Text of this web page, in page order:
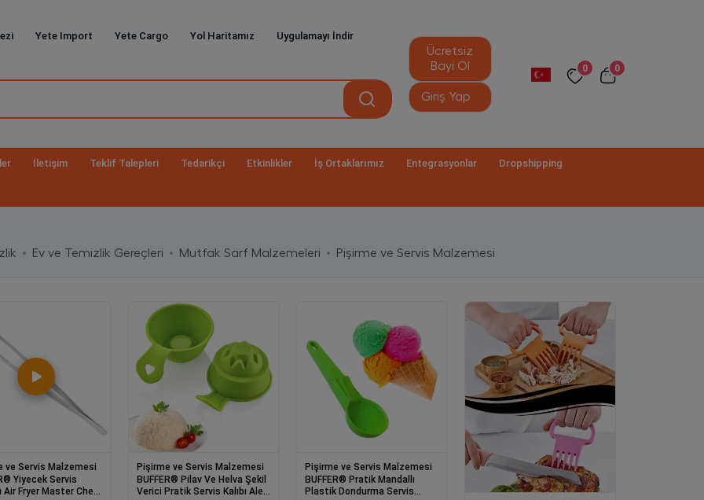
Yete Import Yete Cargo Yol Haritamız Uygulamayı İndir
Ücretsiz
Bayi Ol
Giriş Yap
0 0
İletişim Teklif Talepleri Tedarikçi Etkinlikler İş Ortaklarımız Entegrasyonlar Dropshipping
Ev ve Temizlik Gereçleri Mutfak Sarf Malzemeleri Pişirme ve Servis Malzemesi
ve Servis Malzemesi
Master Chef
Pişirme ve Servis Malzemesi
BUFFER® Pilav Ve Helva Şekil
Verici Pratik Servis Kalıbı Aleti
Pişirme ve Servis Malzemesi
BUFFER® Pratik Mandallı
Plastik Dondurma Servis